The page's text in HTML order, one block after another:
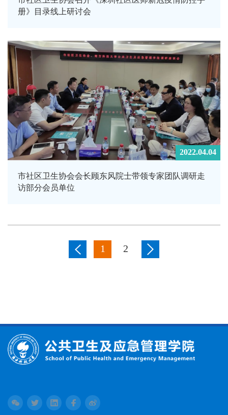
册》目录线上研讨会
2022.04.04
市社区卫生协会会长顾东风院士带领专家团队调研走
访部分会员单位
1 2